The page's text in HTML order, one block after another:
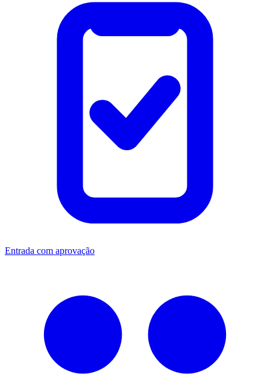
Entrada com aprovação